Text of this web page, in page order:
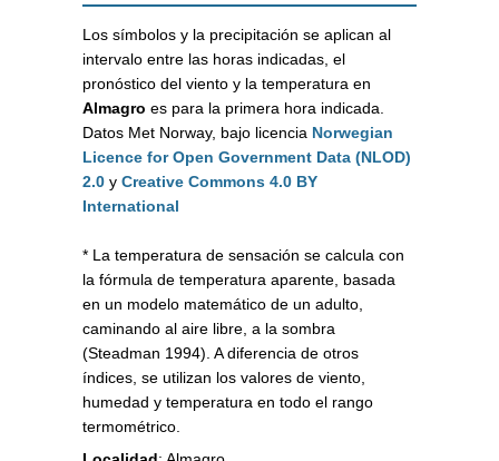
Los símbolos y la precipitación se aplican al
intervalo entre las horas indicadas, el
pronóstico del viento y la temperatura en
Almagro es para la primera hora indicada.
Datos Met Norway, bajo licencia Norwegian
Licence for Open Government Data (NLOD)
2.0 y Creative Commons 4.0 BY
International
* La temperatura de sensación se calcula con
la fórmula de temperatura aparente, basada
en un modelo matemático de un adulto,
caminando al aire libre, a la sombra
(Steadman 1994). A diferencia de otros
índices, se utilizan los valores de viento,
humedad y temperatura en todo el rango
termométrico.